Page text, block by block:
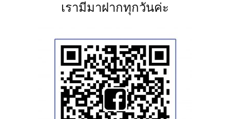
เรามีมาฝากทุกวันค่ะ